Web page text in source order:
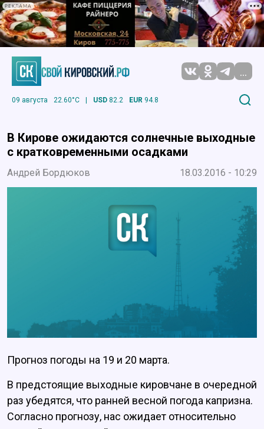
РЕКЛАМА
...
09 августа 22.60°C | USD 82.2 EUR 94.8
В Кирове ожидаются солнечные выходные
с кратковременными осадками
Андрей Бордюков 18.03.2016 - 10:29
Прогноз погоды на 19 и 20 марта.
В предстоящие выходные кировчане в очередной
раз убедятся, что ранней весной погода капризна.
Согласно прогнозу, нас ожидает относительно